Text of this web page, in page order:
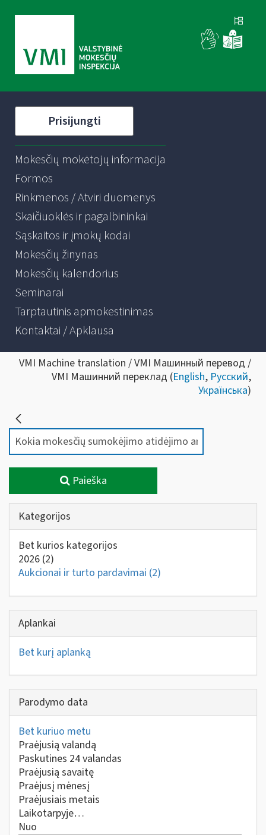
Prisijungti
Mokesčių mokėtojų informacija
Formos
Rinkmenos / Atviri duomenys
Skaičiuoklės ir pagalbininkai
Sąskaitos ir įmokų kodai
Mokesčių žinynas
Mokesčių kalendorius
Seminarai
Tarptautinis apmokestinimas
Kontaktai / Apklausa
VMI Machine translation / VMI Машинный перевод /
VMI Машинний переклад (English, Русский,
Українська)
Paieška
Kategorijos
Bet kurios kategorijos
2026 (2)
Aukcionai ir turto pardavimai (2)
Aplankai
Bet kurį aplanką
Parodymo data
Bet kuriuo metu
Praėjusią valandą
Paskutines 24 valandas
Praėjusią savaitę
Praėjusį mėnesį
Praėjusiais metais
Laikotarpyje…
Nuo